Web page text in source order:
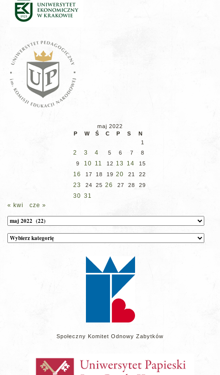
maj 2022
P
W Ś C P S
N
1
2 3 4 5 6 7
8
9
10 11 12 13 14 15
16 17 18 19 20 21 22
23 24 25 26 27 28 29
30 31
« kwi
cze »
Archiwum
Kategorie
wpisów
Społeczny Komitet Odnowy Zabytków